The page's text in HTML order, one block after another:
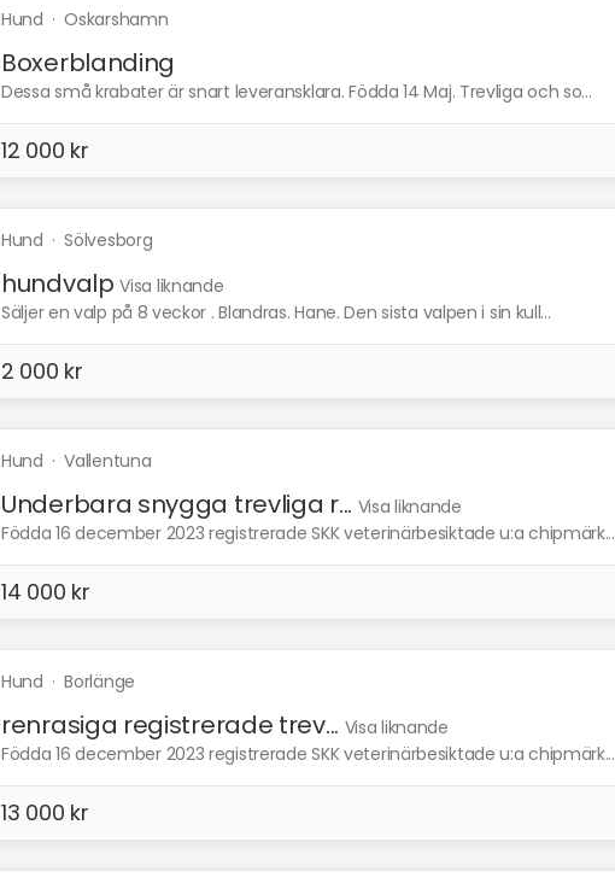
Hund ·Oskarshamn
Boxerblanding
Dessa små krabater är snart leveransklara. Födda 14 Maj. Trevliga och so...
12 000 kr
Hund ·Sölvesborg
hundvalp Visa liknande
Säljer en valp på 8 veckor . Blandras. Hane. Den sista valpen i sin kull...
2 000 kr
Hund ·Vallentuna
Underbara snygga trevliga r... Visa liknande
Födda 16 december 2023 registrerade SKK veterinärbesiktade u:a chipmärk...
14 000 kr
Hund ·Borlänge
renrasiga registrerade trev... Visa liknande
Födda 16 december 2023 registrerade SKK veterinärbesiktade u:a chipmärk...
13 000 kr